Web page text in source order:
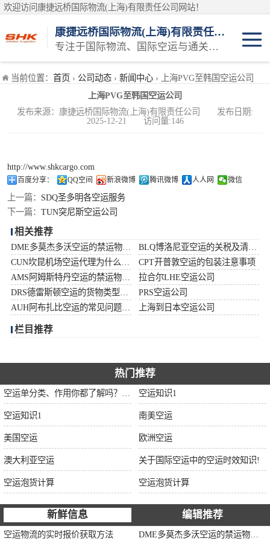
欢迎访问康捷远桥国际物流(上海)有限责任公司网站！
康捷远桥国际物流(上海)有限责任公司
专注于国际物流、国际空运与通关一体化一站式物流服务商
当前位置： 首页 › 公司动态 › 新闻中心 › 上海PVG至韩国空运公司
上海PVG至韩国空运公司
发布来源：康捷远桥国际物流(上海)有限责任公司 发布日期:
2025-12-21 访问量:146
http://www.shkcargo.com
百度分享： QQ空间 新浪微博 腾讯微博 人人网 微信
上一篇： SDQ圣多明各空运服务
下一篇： TUN突尼斯空运公司
相关推荐
CPT开普敦空运的包装注意事项
拉合尔LHE空运公司
PRS空运公司
上海到日本空运公司
栏目推荐
热门推荐
空运知识1
空运知识1 南美空运
美国空运 欧洲空运
澳大利亚空运 关于国际空运中的空运时效知识!
空运泡货计算 空运泡货计算
新鲜信息 编辑推荐
空运物流的实时报价获取方法
日本空运
韩国空运
印度空运
巴基斯坦空运
澳大利亚空运
俄罗斯空运
加拿大空运
伊朗空运
中东空运
非洲空运
南美空运